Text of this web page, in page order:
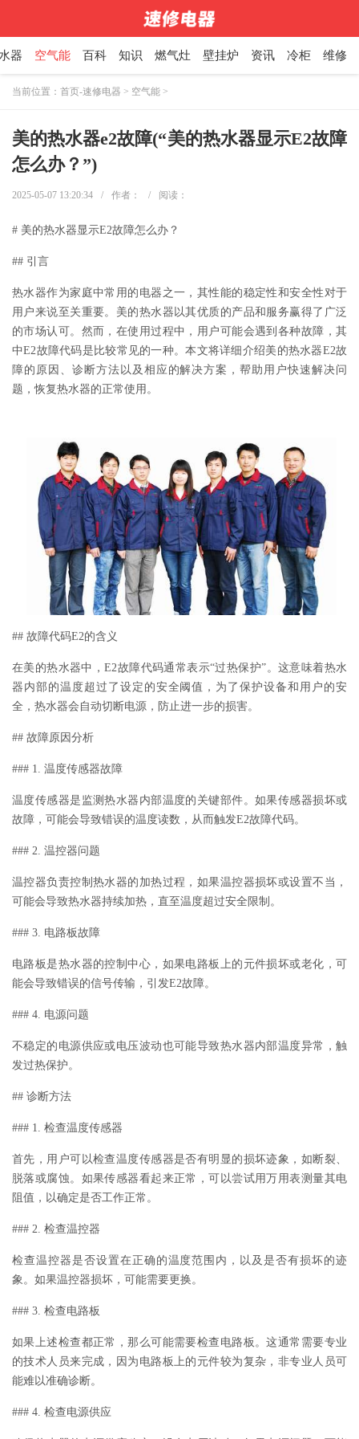
器 空气能 百科 知识 燃气灶 壁挂炉 资讯 冷柜 维修
当前位置： 首页-速修电器 > 空气能 >
美的热水器e2故障(“美的热水器显示E2故障
怎么办？”)
2025-05-07 13:20:34 / 作者： / 阅读：
# 美的热水器显示E2故障怎么办？
## 引言
热水器作为家庭中常用的电器之一，其性能的稳定性和安全性对于
用户来说至关重要。美的热水器以其优质的产品和服务赢得了广泛
的市场认可。然而，在使用过程中，用户可能会遇到各种故障，其
中E2故障代码是比较常见的一种。本文将详细介绍美的热水器E2故
障的原因、诊断方法以及相应的解决方案，帮助用户快速解决问
题，恢复热水器的正常使用。
## 故障代码E2的含义
在美的热水器中，E2故障代码通常表示“过热保护”。这意味着热水
器内部的温度超过了设定的安全阈值，为了保护设备和用户的安
全，热水器会自动切断电源，防止进一步的损害。
## 故障原因分析
### 1. 温度传感器故障
温度传感器是监测热水器内部温度的关键部件。如果传感器损坏或
故障，可能会导致错误的温度读数，从而触发E2故障代码。
### 2. 温控器问题
温控器负责控制热水器的加热过程，如果温控器损坏或设置不当，
可能会导致热水器持续加热，直至温度超过安全限制。
### 3. 电路板故障
电路板是热水器的控制中心，如果电路板上的元件损坏或老化，可
能会导致错误的信号传输，引发E2故障。
### 4. 电源问题
不稳定的电源供应或电压波动也可能导致热水器内部温度异常，触
发过热保护。
## 诊断方法
### 1. 检查温度传感器
首先，用户可以检查温度传感器是否有明显的损坏迹象，如断裂、
脱落或腐蚀。如果传感器看起来正常，可以尝试用万用表测量其电
阻值，以确定是否工作正常。
### 2. 检查温控器
检查温控器是否设置在正确的温度范围内，以及是否有损坏的迹
象。如果温控器损坏，可能需要更换。
### 3. 检查电路板
如果上述检查都正常，那么可能需要检查电路板。这通常需要专业
的技术人员来完成，因为电路板上的元件较为复杂，非专业人员可
能难以准确诊断。
### 4. 检查电源供应